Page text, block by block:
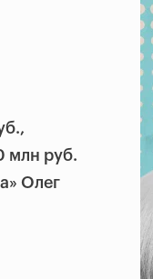
млн руб.
Олег